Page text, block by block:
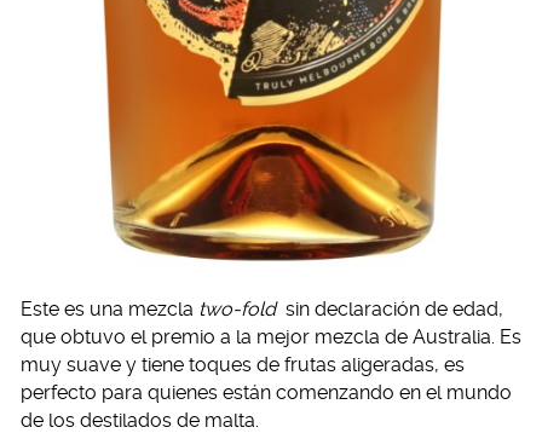
Este es una mezcla two-fold sin declaración de edad,
que obtuvo el premio a la mejor mezcla de Australia. Es
muy suave y tiene toques de frutas aligeradas, es
perfecto para quienes están comenzando en el mundo
de los destilados de malta.